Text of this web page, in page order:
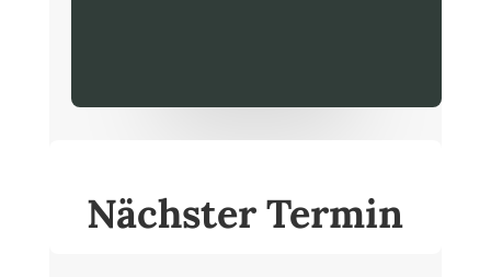
Nächster Termin